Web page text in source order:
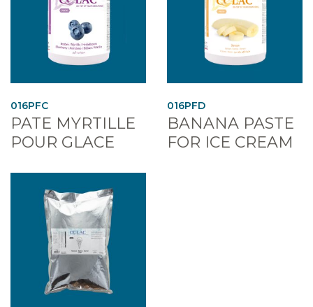
016PFC
PATE MYRTILLE
POUR GLACE
016PFD
BANANA PASTE
FOR ICE CREAM